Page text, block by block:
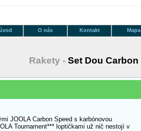
Mapa
Kontakt
O nás
Rakety - Set Dou Carbon
JOOLA Carbon Speed s karbónovou
Tournament*** loptičkami už nič nestojí v